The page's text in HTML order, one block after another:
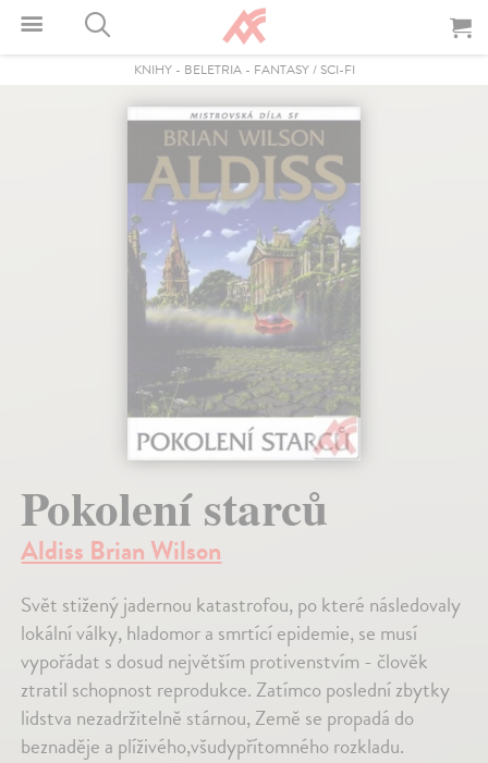
KNIHY- BELETRIA- FANTASY / SCI-FI
Pokolení starců
Aldiss Brian Wilson
Svět stižený jadernou katastrofou, po které následovaly
lokální války, hladomor a smrtící epidemie, se musí
vypořádat s dosud největším protivenstvím - člověk
ztratil schopnost reprodukce. Zatímco poslední zbytky
lidstva nezadržitelně stárnou, Země se propadá do
beznaděje a plíživého,všudypřítomného rozkladu.